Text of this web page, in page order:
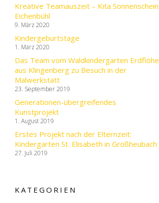
Kreative Teamauszeit – Kita Sonnenschein
Eichenbühl
9. März 2020
Kindergeburtstage
1. März 2020
Das Team vom Waldkindergarten Erdflöhe
aus Klingenberg zu Besuch in der
Malwerkstatt
23. September 2019
Generationen-übergreifendes
Kunstprojekt
1. August 2019
Erstes Projekt nach der Elternzeit:
Kindergarten St. Elisabeth in Großheubach
27. Juli 2019
KATEGORIEN